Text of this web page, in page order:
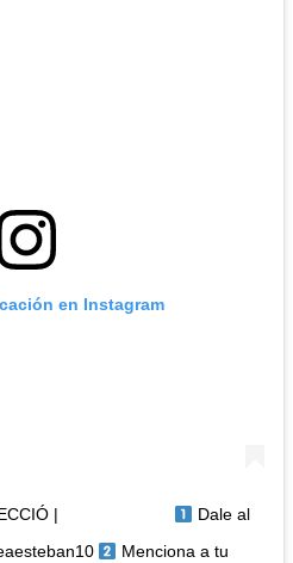
en Instagram
| ⠀⠀⠀⠀⠀⠀⠀⠀⠀
Dale al
Menciona a tu